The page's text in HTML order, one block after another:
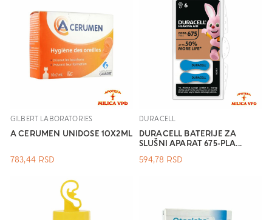
GILBERT LABORATORIES
A CERUMEN UNIDOSE 10X2ML
783,44 RSD
DURACELL
DURACELL BATERIJE ZA
SLUŠNI APARAT 675-PLA...
594,78 RSD